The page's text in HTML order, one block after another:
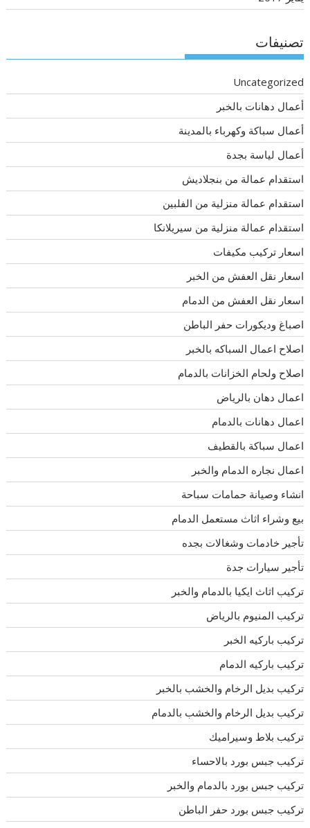
تصنيفات
Uncategorized
أعمال دهانات بالخبر
أعمال سباكة وكهرباء بالمدينة
أعمال لياسة بجدة
استقدام عمالة من بنجلاديش
استقدام عمالة منزلية من الفلبين
استقدام عمالة منزلية من سيريلانكا
اسعار تركيب مكيفات
اسعار نقل العفش من الخبر
اسعار نقل العفش من الدمام
اصباغ وديكورات حفر الباطن
اصلاح اعمال السباكه بالخبر
اصلاح ولحام الخزانات بالدمام
اعمال دهان بالرياض
اعمال دهانات بالدمام
اعمال سباكة بالقطيف
اعمال نجاره الدمام والخبر
انشاء وصيانة حمامات سباحة
بيع وشراء اثاث مستعمل الدمام
تأجير خادمات وشغالات بجده
تأجير سيارات جدة
تركيب اثاث ايكيا بالدمام والخبر
تركيب المنيوم بالرياض
تركيب باركيه الخبر
تركيب باركيه الدمام
تركيب بديل الرخام والخشب بالخبر
تركيب بديل الرخام والخشب بالدمام
تركيب بلاط وسيراميك
تركيب جبس بورد بالاحساء
تركيب جبس بورد بالدمام والخبر
تركيب جبس بورد حفر الباطن